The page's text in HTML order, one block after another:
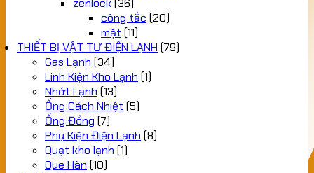
zenlock(36)
công tắc (20)
mặt (11)
THIẾT BỊ VẬT TƯ ĐIỆN LẠNH (79)
Gas Lạnh (34)
Linh Kiện Kho Lạnh (1)
Nhớt Lạnh (13)
Ống Cách Nhiệt (5)
Ống Đồng (7)
Phụ Kiện Điện Lạnh (8)
Quạt kho lạnh (1)
Que Hàn (10)